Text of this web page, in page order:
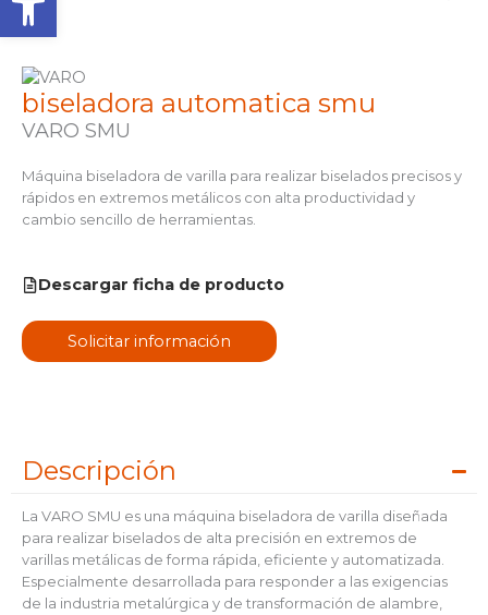
biseladora automatica smu
VARO SMU
Máquina biseladora de varilla para realizar biselados precisos y
rápidos en extremos metálicos con alta productividad y
cambio sencillo de herramientas.
Descargar ficha de producto
Solicitar información
Descripción
La VARO SMU es una máquina biseladora de varilla diseñada
para realizar biselados de alta precisión en extremos de
varillas metálicas de forma rápida, eficiente y automatizada.
Especialmente desarrollada para responder a las exigencias
de la industria metalúrgica y de transformación de alambre,